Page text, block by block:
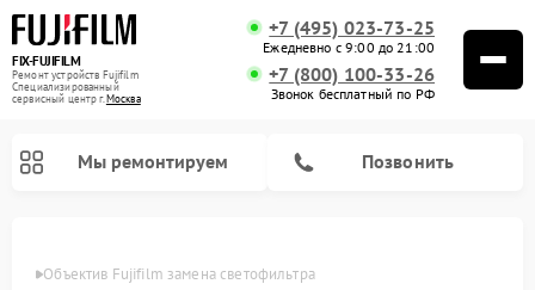
FIX-FUJIFILM
Ремонт устройств Fujifilm
Специализированный
cервисный центр г.Москва
+7 (495) 023-73-25
Ежедневно с 9:00 до 21:00
+7 (800) 100-33-26
Звонок бесплатный по РФ
Мы ремонтируем Позвонить
Объектив Fujifilm замена светофильтра